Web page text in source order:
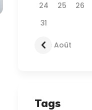
24
25 26
31
« Août
Tags